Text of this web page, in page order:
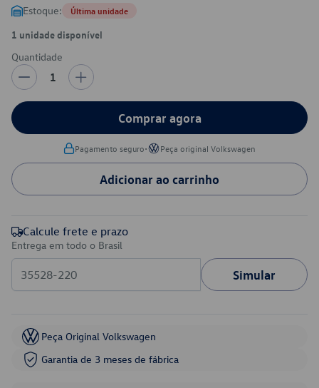
Estoque: Última unidade
1 unidade disponível
Quantidade
1
Comprar agora
Pagamento seguro• Peça original Volkswagen
Adicionar ao carrinho
Calcule frete e prazo
Entrega em todo o Brasil
Simular
Peça Original Volkswagen
Garantia de 3 meses de fábrica